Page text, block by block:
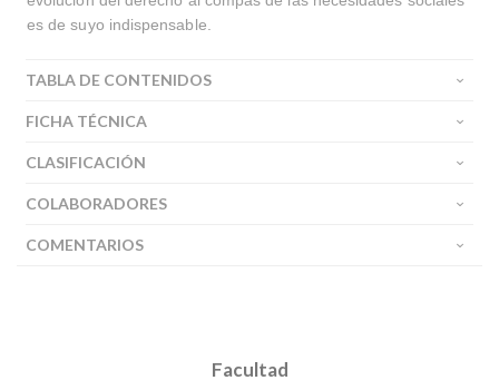
Buscar
es de suyo indispensable.
TABLA DE CONTENIDOS
FICHA TÉCNICA
CLASIFICACIÓN
COLABORADORES
COMENTARIOS
Facultad